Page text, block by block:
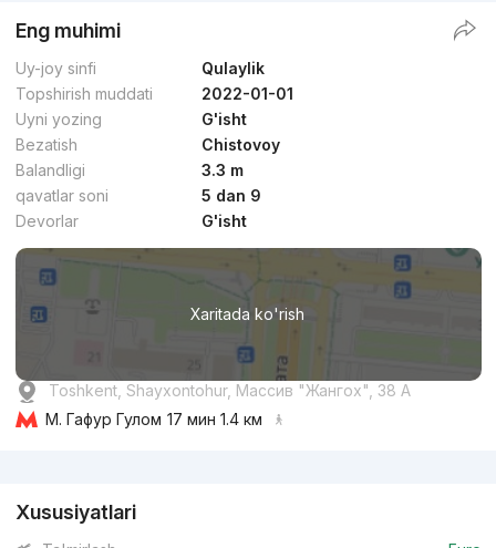
Eng muhimi
Uy-joy sinfi
Qulaylik
Topshirish muddati
2022-01-01
Uyni yozing
G'isht
Bezatish
Chistovoy
Balandligi
3.3 m
qavatlar soni
5 dan 9
Devorlar
G'isht
Xaritada ko'rish
Toshkent, Shayxontohur, Массив "Жангох", 38 А
М. Гафур Гулом 17 мин 1.4 км
Xususiyatlari